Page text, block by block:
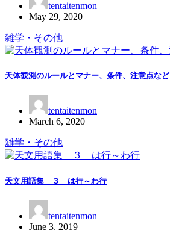
tentaitenmon
May 29, 2020
雑学・その他
天体観測のルールとマナー、条件、注意点など
tentaitenmon
March 6, 2020
雑学・その他
天文用語集 ３ は行～わ行
tentaitenmon
June 3, 2019